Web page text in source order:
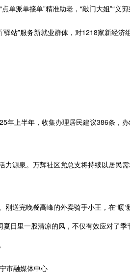
单接单”精准助老，“敲门大姐”“义剪
站”服务新就业群体，对1218家新经济
上半年，收集办理居民建议386条，
泉。万辉社区党总支将持续以居民
完晚餐高峰的外卖骑手小王，在“暖‘
日里一股清凉的风，不仅有效应对了
市融媒体中心